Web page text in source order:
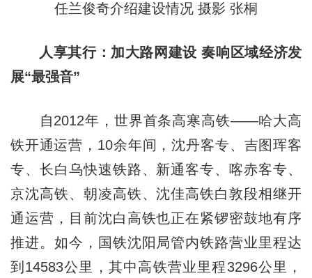
任兰俊奇介绍建设情况 摄影 张桐
人享其行：加大路网建设 奏响区域经济发
展“最强音”
自2012年，世界首条高寒高铁——哈大高
铁开通运营，10余年间，沈丹客专、吉图珲客
专、长白乌快速铁路、新通客专、喀赤客专、
京沈高铁、朝凌高铁、沈佳高铁白敦段相继开
通运营，目前沈白高铁也正在紧锣密鼓地有序
推进。如今，国铁沈阳局管内铁路营业里程达
到14583公里，其中高铁营业里程3296公里，